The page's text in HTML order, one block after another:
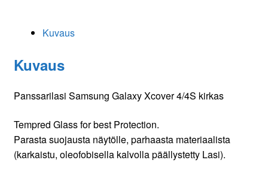
Kuvaus
Kuvaus
Panssarilasi Samsung Galaxy Xcover 4/4S kirkas
Tempred Glass for best Protection.
Parasta suojausta näytölle, parhaasta materiaalista
(karkaistu, oleofobisella kalvolla päällystetty Lasi).